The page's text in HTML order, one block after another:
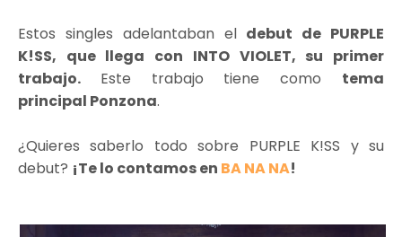
Estos singles adelantaban el debut de PURPLE
K!SS, que llega con INTO VIOLET, su primer
trabajo. Este trabajo tiene como tema
principal Ponzona.
¿Quieres saberlo todo sobre PURPLE K!SS y su
debut? ¡Te lo contamos en BA NA NA!